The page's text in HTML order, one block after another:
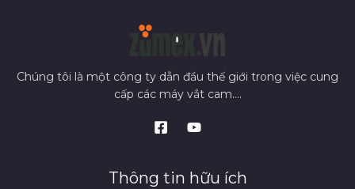
Chúng tôi là một công ty dẫn đầu thế giới trong việc cung
cấp các máy vắt cam....
Thông tin hữu ích